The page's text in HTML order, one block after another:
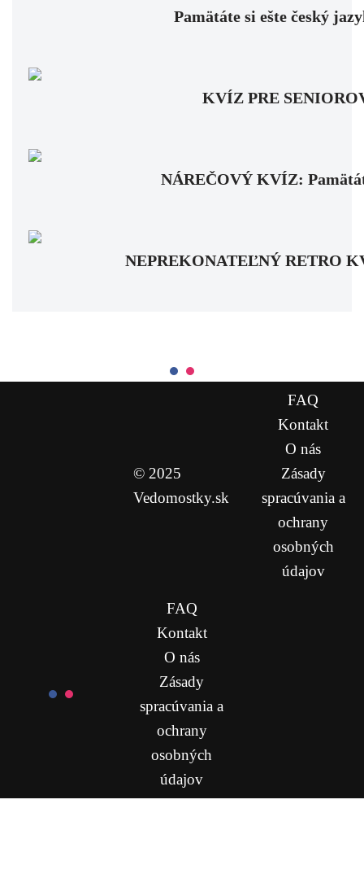
Pamätáte si ešte český
KVÍZ PRE
NÁREČOVÝ KVÍZ:
NEPREKONATEĽNÝ RETRO
© 2025
Vedomostky.sk
FAQ
Kontakt
O nás
Zásady
spracúvania a
ochrany
osobných
údajov
FAQ
Kontakt
O nás
Zásady
spracúvania a
ochrany
osobných
údajov